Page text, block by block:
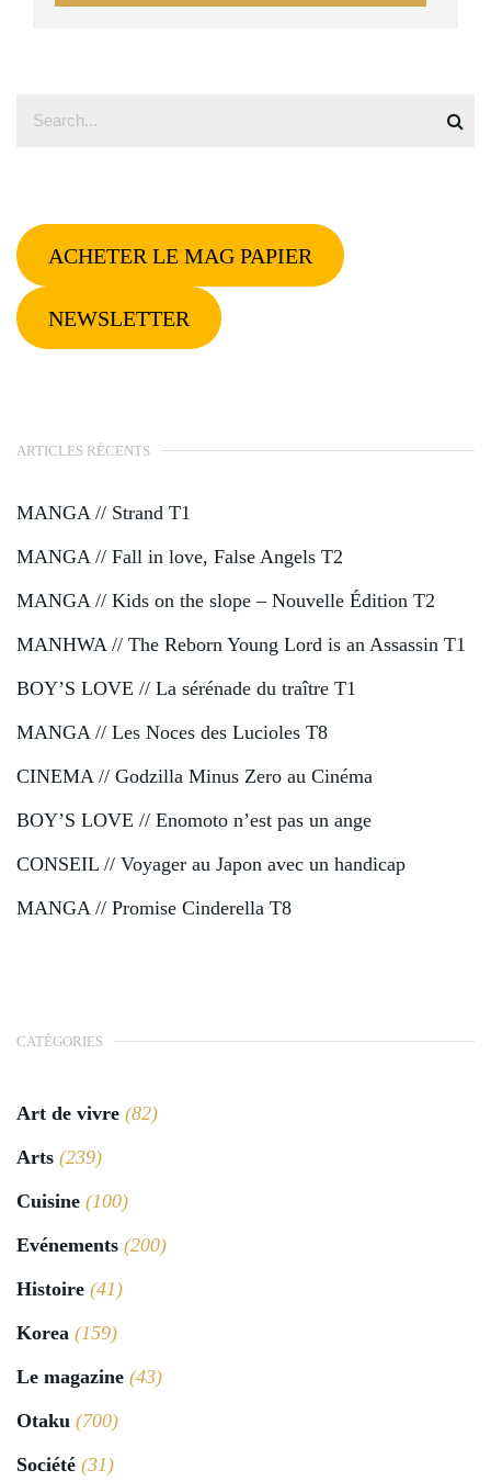
ACHETER LE MAG PAPIER
NEWSLETTER
ARTICLES RÉCENTS
MANGA // Strand T1
MANGA // Fall in love, False Angels T2
MANGA // Kids on the slope – Nouvelle Édition T2
MANHWA // The Reborn Young Lord is an Assassin T1
BOY’S LOVE // La sérénade du traître T1
MANGA // Les Noces des Lucioles T8
CINEMA // Godzilla Minus Zero au Cinéma
BOY’S LOVE // Enomoto n’est pas un ange
CONSEIL // Voyager au Japon avec un handicap
MANGA // Promise Cinderella T8
CATÉGORIES
Art de vivre (82)
Arts (239)
Cuisine (100)
Evénements (200)
Histoire (41)
Korea (159)
Le magazine (43)
Otaku (700)
Société (31)